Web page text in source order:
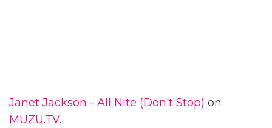
Janet Jackson - All Nite (Don't Stop) on
MUZU.TV.